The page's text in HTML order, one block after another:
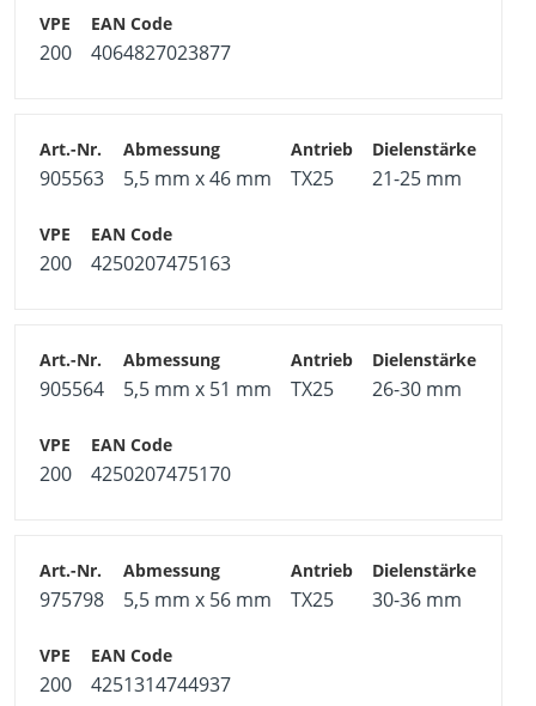
200 4064827023877
905563 5,5 mm x 46 mm TX25 21-25 mm
200 4250207475163
905564 5,5 mm x 51 mm TX25 26-30 mm
200 4250207475170
975798 5,5 mm x 56 mm TX25 30-36 mm
200 4251314744937